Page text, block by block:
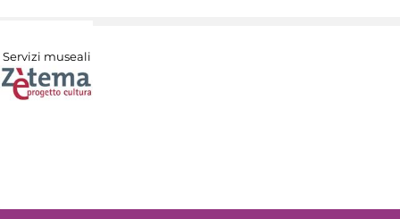
Servizi museali